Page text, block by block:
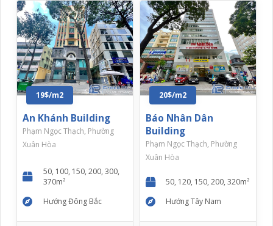
19$/m2
An Khánh Building
Phạm Ngọc Thạch, Phường
Xuân Hòa
50, 100, 150, 200, 300,
370m²
Hướng Đông Bắc
20$/m2
Báo Nhân Dân
Building
Phạm Ngọc Thạch, Phường
Xuân Hòa
50, 120, 150, 200, 320m²
Hướng Tây Nam